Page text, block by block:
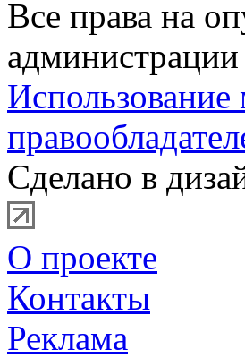
Все права на
администрации
Сделано в
О проекте
Контакты
Реклама